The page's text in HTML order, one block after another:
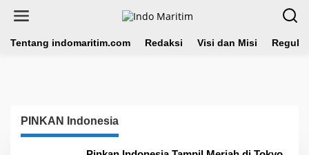
Tentang indomaritim.com Redaksi Visi dan Misi
PINKAN Indonesia